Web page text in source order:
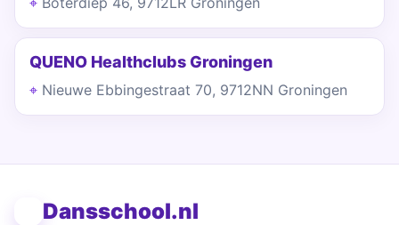
QUENO Healthclubs Groningen
Nieuwe Ebbingestraat 70, 9712NN Groningen
Dansschool.nl